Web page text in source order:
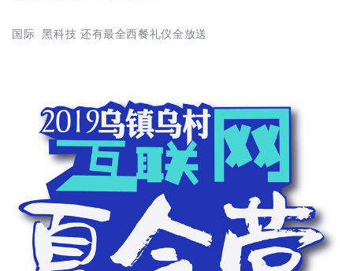
国际 黑科技 还有最全西餐礼仪全放送